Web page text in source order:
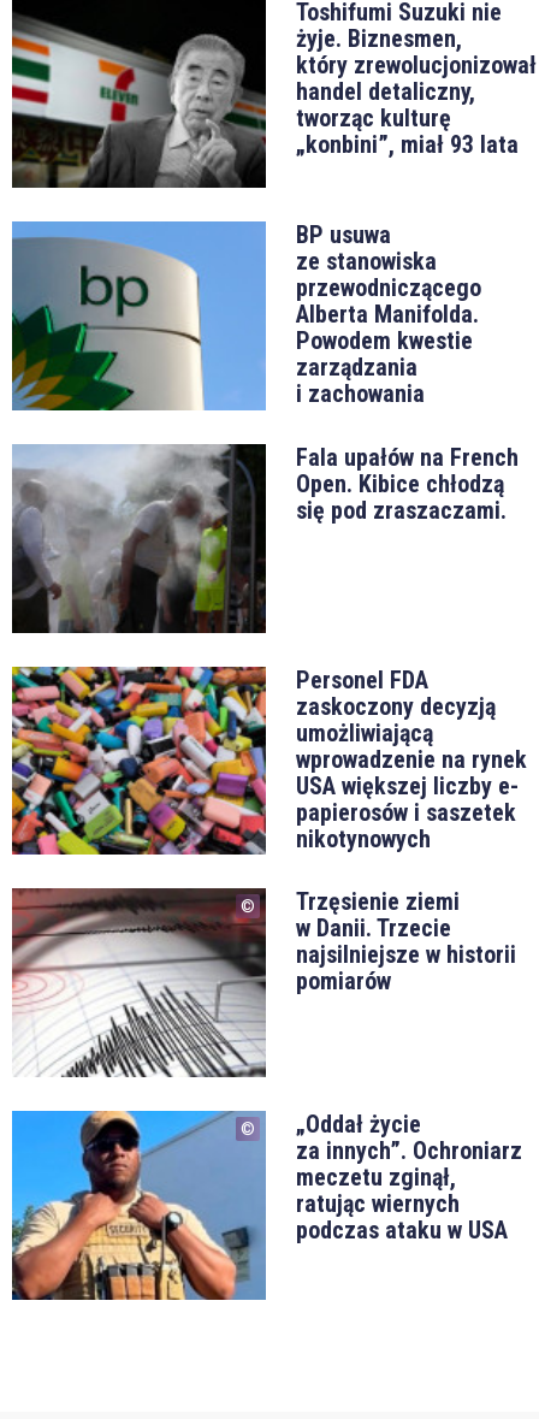
Toshifumi Suzuki nie
żyje. Biznesmen,
który zrewolucjonizował
handel detaliczny,
tworząc kulturę
„konbini”, miał 93 lata
BP usuwa
ze stanowiska
przewodniczącego
Alberta Manifolda.
Powodem kwestie
zarządzania
i zachowania
Fala upałów na French
Open. Kibice chłodzą
się pod zraszaczami.
Personel FDA
zaskoczony decyzją
umożliwiającą
wprowadzenie na rynek
USA większej liczby e-
papierosów i saszetek
nikotynowych
Trzęsienie ziemi
w Danii. Trzecie
najsilniejsze w historii
pomiarów
„Oddał życie
za innych”. Ochroniarz
meczetu zginął,
ratując wiernych
podczas ataku w USA